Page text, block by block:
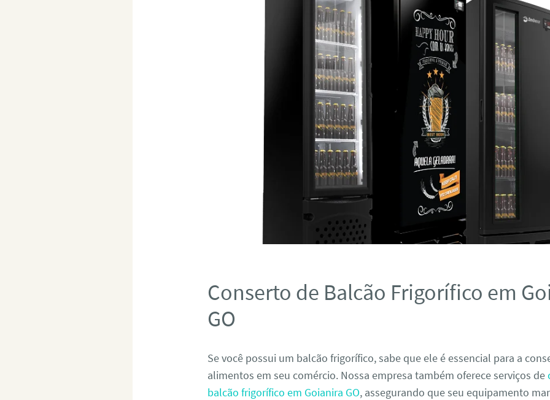
Conserto de Balcão Frigorífico em
GO
Se você possui um balcão frigorífico, sabe que ele é essencial para a
alimentos em seu comércio. Nossa empresa também oferece serviços de
balcão frigorífico em Goianira GO, assegurando que seu equipamento